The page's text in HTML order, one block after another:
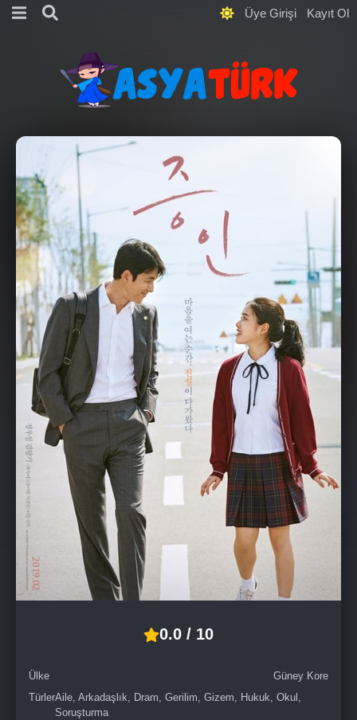
Üye Girişi Kayıt Ol
0.0 / 10
Ülke
Güney Kore
TürlerAile, Arkadaşlık, Dram, Gerilim, Gizem, Hukuk, Okul,
Soruşturma